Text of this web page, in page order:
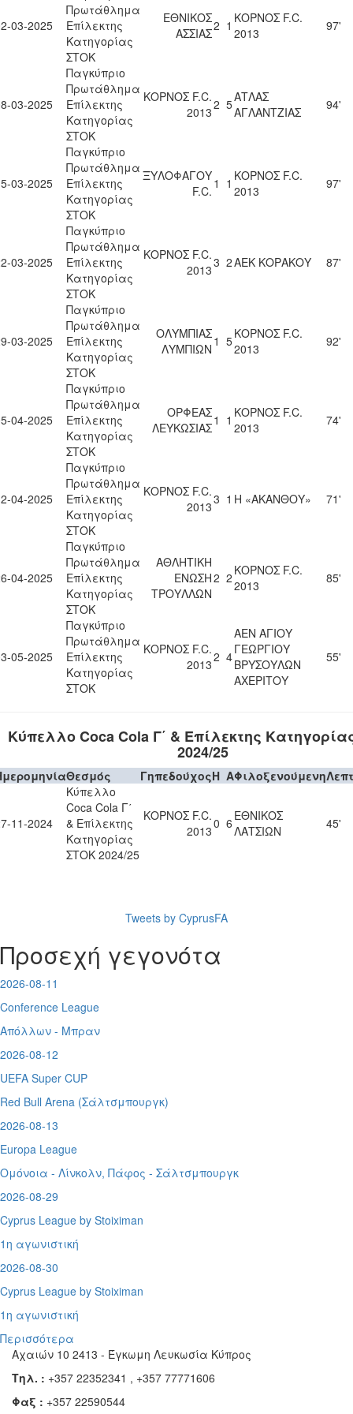
03-2025
Πρωτάθλημα
Επίλεκτης
Κατηγορίας
ΣΤΟΚ
ΕΘΝΙΚΟΣ
ΑΣΣΙΑΣ2 1 ΚΟΡΝΟΣ F.C.
2013
97'
03-2025
Παγκύπριο
Πρωτάθλημα
Επίλεκτης
Κατηγορίας
ΣΤΟΚ
ΚΟΡΝΟΣ F.C.
20132 5ΑΤΛΑΣ
ΑΓΛΑΝΤΖΙΑΣ
94'
03-2025
Παγκύπριο
Πρωτάθλημα
Επίλεκτης
Κατηγορίας
ΣΤΟΚ
ΞΥΛΟΦΑΓΟΥ
F.C. 1 1 ΚΟΡΝΟΣ F.C.
2013
97'
03-2025
Παγκύπριο
Πρωτάθλημα
Επίλεκτης
Κατηγορίας
ΣΤΟΚ
ΚΟΡΝΟΣ F.C.
20133 2ΑΕΚ ΚΟΡΑΚΟΥ 87'
03-2025
Παγκύπριο
Πρωτάθλημα
Επίλεκτης
Κατηγορίας
ΣΤΟΚ
ΟΛΥΜΠΙΑΣ
ΛΥΜΠΙΩΝ 1 5ΚΟΡΝΟΣ F.C.
2013
92'
04-2025
Παγκύπριο
Πρωτάθλημα
Επίλεκτης
Κατηγορίας
ΣΤΟΚ
ΟΡΦΕΑΣ
ΛΕΥΚΩΣΙΑΣ1 1 ΚΟΡΝΟΣ F.C.
2013
74'
04-2025
Παγκύπριο
Πρωτάθλημα
Επίλεκτης
Κατηγορίας
ΣΤΟΚ
ΚΟΡΝΟΣ F.C.
20133 1 Η «ΑΚΑΝΘΟΥ» 71'
04-2025
Παγκύπριο
Πρωτάθλημα
Επίλεκτης
Κατηγορίας
ΣΤΟΚ
ΑΘΛΗΤΙΚΗ
ΕΝΩΣΗ
ΤΡΟΥΛΛΩΝ
2 2 ΚΟΡΝΟΣ F.C.
2013
85'
05-2025
Παγκύπριο
Πρωτάθλημα
Επίλεκτης
Κατηγορίας
ΣΤΟΚ
ΚΟΡΝΟΣ F.C.
20132 4
ΑΕΝ ΑΓΙΟΥ
ΓΕΩΡΓΙΟΥ
ΒΡΥΣΟΥΛΩΝ
ΑΧΕΡΙΤΟΥ
55'
Κύπελλο Coca Cola Γ΄ & Επίλεκτης
2024/25
Θεσμός ΓηπεδούχοςH AΦιλοξενούμενη
11-2024
Κύπελλο
Coca Cola Γ΄
& Επίλεκτης
Κατηγορίας
ΣΤΟΚ 2024/25
ΚΟΡΝΟΣ F.C.
20130 6 ΕΘΝΙΚΟΣ
ΛΑΤΣΙΩΝ
45'
Tweets by CyprusFA
Προσεχή γεγονότα
2026-08-11
Conference League
Απόλλων - Μπραν
2026-08-12
UEFA Super CUP
Red Bull Arena (Σάλτσμπουργκ)
2026-08-13
Europa League
Ομόνοια - Λίνκολν, Πάφος - Σάλτσμπουργκ
2026-08-29
Cyprus League by Stoiximan
1η αγωνιστική
2026-08-30
Cyprus League by Stoiximan
1η αγωνιστική
Περισσότερα
Αχαιών 10 2413 - Έγκωμη Λευκωσία Κύπρος
Τηλ. : +357 22352341 , +357 77771606
Φαξ : +357 22590544